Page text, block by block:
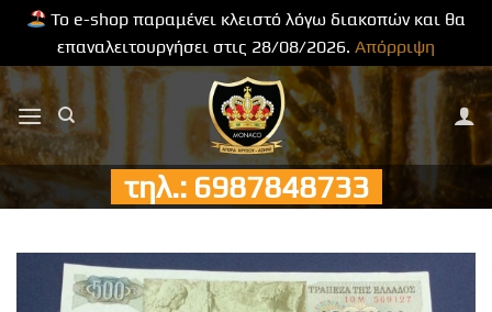
Το e-shop παραμένει κλειστό λόγω διακοπών και θα
επαναλειτουργήσει στις 28/08/2026. Απόρριψη
Μετάβαση
στο
περιεχόμενο
τηλ.: 6987848733